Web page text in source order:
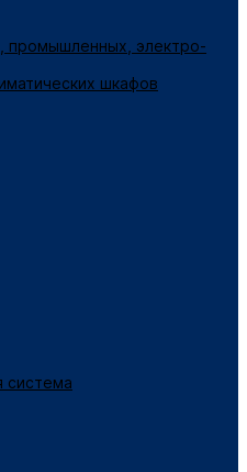
промышленных, электро-
шкафов
система